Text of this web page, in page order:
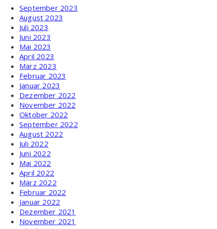
September 2023
August 2023
Juli 2023
Juni 2023
Mai 2023
April 2023
März 2023
Februar 2023
Januar 2023
Dezember 2022
November 2022
Oktober 2022
September 2022
August 2022
Juli 2022
Juni 2022
Mai 2022
April 2022
März 2022
Februar 2022
Januar 2022
Dezember 2021
November 2021